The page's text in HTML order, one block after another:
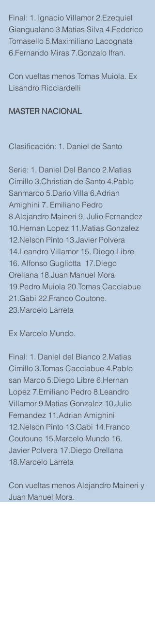
Final: 1. Ignacio Villamor 2.Ezequiel
Giangualano 3.Matias Silva 4.Federico
Tomasello 5.Maximiliano Lacognata
6.Fernando Miras 7.Gonzalo Ifran.
Con vueltas menos Tomas Muiola. Ex
Lisandro Ricciardelli
MASTER NACIONAL
Clasificación: 1. Daniel de Santo
Serie: 1. Daniel Del Banco 2.Matias
Cimillo 3.Christian de Santo 4.Pablo
Sanmarco 5.Dario Villa 6.Adrian
Amighini 7. Emiliano Pedro
8.Alejandro Maineri 9. Julio Fernandez
10.Hernan Lopez 11.Matias Gonzalez
12.Nelson Pinto 13.Javier Polvera
14.Leandro Villamor 15. Diego Libre
16. Alfonso Gugliotta  17.Diego
Orellana 18.Juan Manuel Mora
19.Pedro Muiola 20.Tomas Cacciabue
21.Gabi 22.Franco Coutone.
23.Marcelo Larreta
Ex Marcelo Mundo.
Final: 1. Daniel del Bianco 2.Matias
Cimillo 3.Tomas Cacciabue 4.Pablo
san Marco 5.Diego Libre 6.Hernan
Lopez 7.Emiliano Pedro 8.Leandro
Villamor 9.Matias Gonzalez 10.Julio
Fernandez 11.Adrian Amighini
12.Nelson Pinto 13.Gabi 14.Franco
Coutoune 15.Marcelo Mundo 16.
Javier Polvera 17.Diego Orellana
18.Marcelo Larreta
Con vueltas menos Alejandro Maineri y
Juan Manuel Mora.